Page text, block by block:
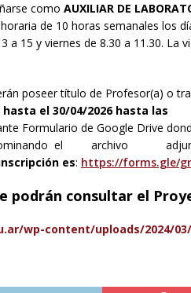
como AUXILIAR DE
de 10 horas semanales los
a 15 y viernes de 8.30 a 11.30.
poseer título de Profesor(a) o
el 30/04/2026 hasta las
Formulario de Google Drive
el archivo
es: https://forms.gle/
podrán consultar el
wp-content/uploads/2024/03/